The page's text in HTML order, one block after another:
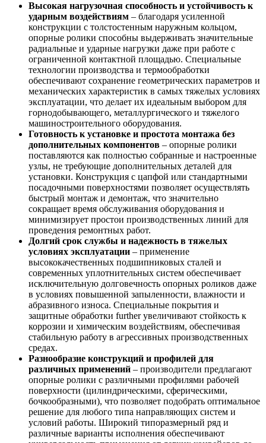
Высокая нагрузочная способность и устойчивость к
ударным воздействиям – благодаря усиленной
конструкции с толстостенным наружным кольцом,
опорные ролики способны выдерживать значительные
радиальные и ударные нагрузки даже при работе с
ограниченной контактной площадью. Специальные
технологии производства и термообработки
обеспечивают сохранение геометрических параметров и
механических характеристик в самых тяжелых условиях
эксплуатации, что делает их идеальным выбором для
горнодобывающего, металлургического и тяжелого
машиностроительного оборудования.
Готовность к установке и простота монтажа без
дополнительных компонентов – опорные ролики
поставляются как полностью собранные и настроенные
узлы, не требующие дополнительных деталей для
установки. Конструкция с цапфой или стандартными
посадочными поверхностями позволяет осуществлять
быстрый монтаж и демонтаж, что значительно
сокращает время обслуживания оборудования и
минимизирует простои производственных линий для
проведения ремонтных работ.
Долгий срок службы и надежность в тяжелых
условиях эксплуатации – применение
высококачественных подшипниковых сталей и
современных уплотнительных систем обеспечивает
исключительную долговечность опорных роликов даже
в условиях повышенной запыленности, влажности и
абразивного износа. Специальные покрытия и
защитные обработки further увеличивают стойкость к
коррозии и химическим воздействиям, обеспечивая
стабильную работу в агрессивных производственных
средах.
Разнообразие конструкций и профилей для
различных применений – производители предлагают
опорные ролики с различными профилями рабочей
поверхности (цилиндрическими, сферическими,
бочкообразными), что позволяет подобрать оптимальное
решение для любого типа направляющих систем и
условий работы. Широкий типоразмерный ряд и
различные варианты исполнения обеспечивают